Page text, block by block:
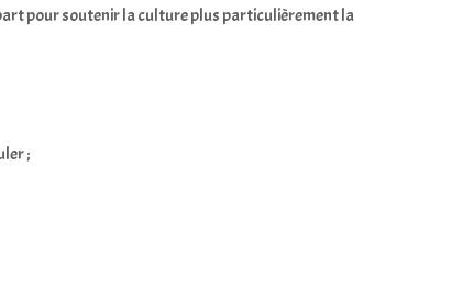
pour soutenir la culture plus particulièrement la
;